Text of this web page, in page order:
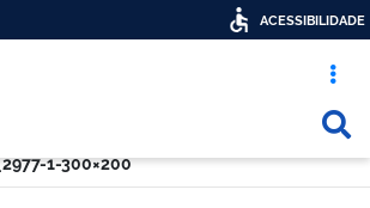
Acesso
de navegação
1-300×200
ACESSIBILIDADE